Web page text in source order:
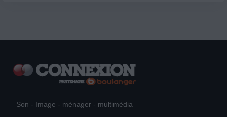
Son - Image - ménager - multimédia